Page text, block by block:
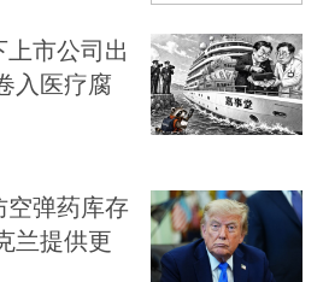
上市公司出
入医疗腐
空弹药库存
兰提供更